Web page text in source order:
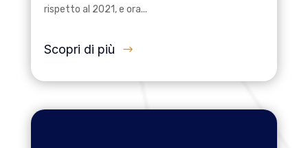
rispetto al 2021, e ora...
Scopri di più